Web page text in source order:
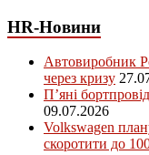
HR-Новини
Автовиробник
через кризу
П’яні
09.07.2026
Volkswagen
скоротити до